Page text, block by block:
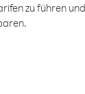
zu führen